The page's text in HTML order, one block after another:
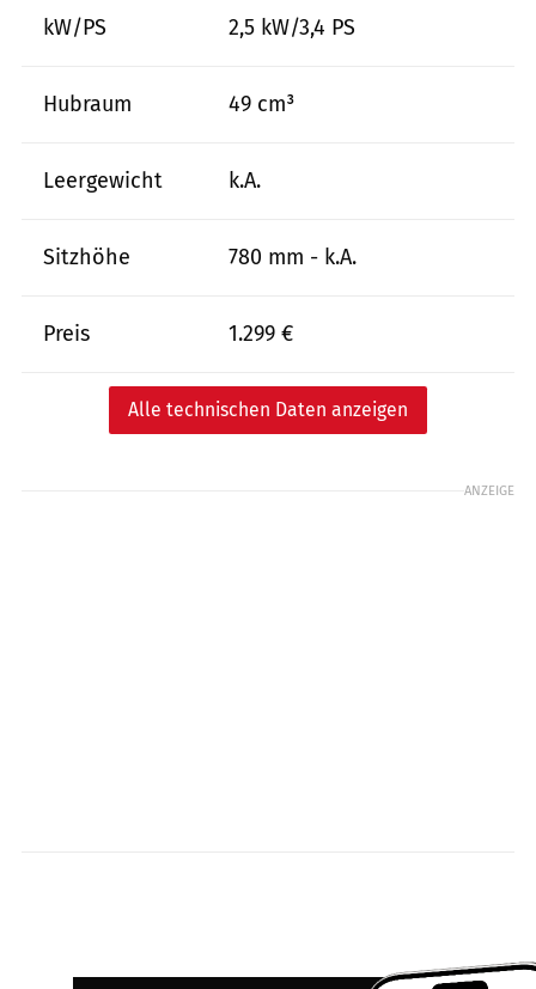
kW/PS 2,5 kW/3,4 PS
Hubraum 49 cm³
Leergewicht k.A.
Sitzhöhe 780 mm - k.A.
Preis 1.299 €
Alle technischen Daten anzeigen
ANZEIGE